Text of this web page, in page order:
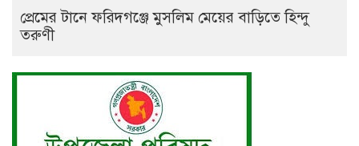
প্রেমের টানে ফরিদগঞ্জে মুসলিম মেয়ের বাড়িতে হিন্দু
তরুণী